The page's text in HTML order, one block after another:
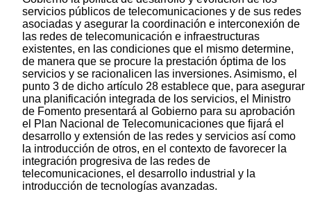
servicios públicos de telecomunicaciones y de sus redes
asociadas y asegurar la coordinación e interconexión de
las redes de telecomunicación e infraestructuras
existentes, en las condiciones que el mismo determine,
de manera que se procure la prestación óptima de los
servicios y se racionalicen las inversiones. Asimismo, el
punto 3 de dicho artículo 28 establece que, para asegurar
una planificación integrada de los servicios, el Ministro
de Fomento presentará al Gobierno para su aprobación
el Plan Nacional de Telecomunicaciones que fijará el
desarrollo y extensión de las redes y servicios así como
la introducción de otros, en el contexto de favorecer la
integración progresiva de las redes de
telecomunicaciones, el desarrollo industrial y la
introducción de tecnologías avanzadas.